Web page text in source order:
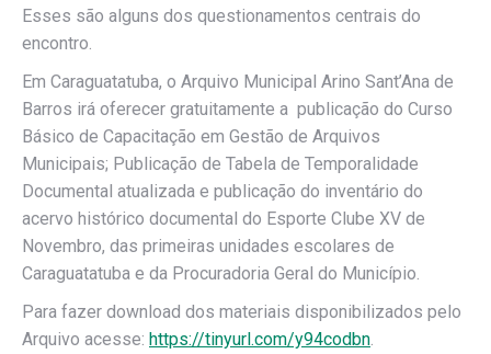
Esses são alguns dos questionamentos centrais do
encontro.
Em Caraguatatuba, o Arquivo Municipal Arino Sant’Ana de
Barros irá oferecer gratuitamente a publicação do Curso
Básico de Capacitação em Gestão de Arquivos
Municipais; Publicação de Tabela de Temporalidade
Documental atualizada e publicação do inventário do
acervo histórico documental do Esporte Clube XV de
Novembro, das primeiras unidades escolares de
Caraguatatuba e da Procuradoria Geral do Município.
Para fazer download dos materiais disponibilizados pelo
Arquivo acesse: https://tinyurl.com/y94codbn.